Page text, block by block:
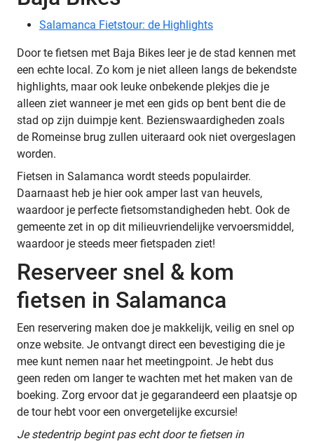
Salamanca Fietstour: de Highlights
Door te fietsen met Baja Bikes leer je de stad kennen met
een echte local. Zo kom je niet alleen langs de bekendste
highlights, maar ook leuke onbekende plekjes die je
alleen ziet wanneer je met een gids op bent bent die de
stad op zijn duimpje kent. Bezienswaardigheden zoals
de Romeinse brug zullen uiteraard ook niet overgeslagen
worden.
Fietsen in Salamanca wordt steeds populairder.
Daarnaast heb je hier ook amper last van heuvels,
waardoor je perfecte fietsomstandigheden hebt. Ook de
gemeente zet in op dit milieuvriendelijke vervoersmiddel,
waardoor je steeds meer fietspaden ziet!
Reserveer snel & kom
fietsen in Salamanca
Een reservering maken doe je makkelijk, veilig en snel op
onze website. Je ontvangt direct een bevestiging die je
mee kunt nemen naar het meetingpoint. Je hebt dus
geen reden om langer te wachten met het maken van de
boeking. Zorg ervoor dat je gegarandeerd een plaatsje op
de tour hebt voor een onvergetelijke excursie!
Je stedentrip begint pas echt door te fietsen in